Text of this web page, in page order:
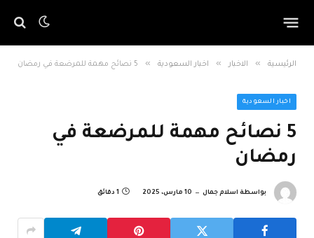
الرئيسية » الاخبار » اخبار السعودية » 5 نصائح مهمة للمرضعة في رمضان
اخبار السعودية
5 نصائح مهمة للمرضعة في
رمضان
بواسطة اسلام جمال 10 مارس، 2025 1 دقائق